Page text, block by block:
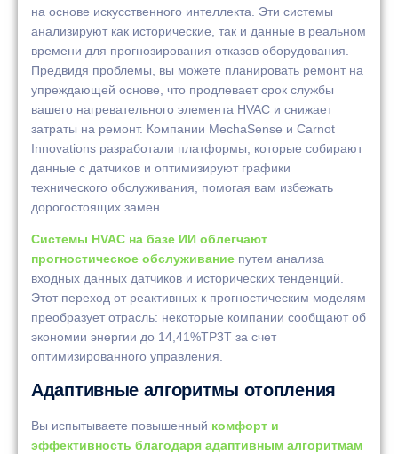
на основе искусственного интеллекта. Эти системы
анализируют как исторические, так и данные в реальном
времени для прогнозирования отказов оборудования.
Предвидя проблемы, вы можете планировать ремонт на
упреждающей основе, что продлевает срок службы
вашего нагревательного элемента HVAC и снижает
затраты на ремонт. Компании MechaSense и Carnot
Innovations разработали платформы, которые собирают
данные с датчиков и оптимизируют графики
технического обслуживания, помогая вам избежать
дорогостоящих замен.
Системы HVAC на базе ИИ облегчают
прогностическое обслуживание путем анализа
входных данных датчиков и исторических тенденций.
Этот переход от реактивных к прогностическим моделям
преобразует отрасль: некоторые компании сообщают об
экономии энергии до 14,41%TP3T за счет
оптимизированного управления.
Адаптивные алгоритмы отопления
Вы испытываете повышенный комфорт и
эффективность благодаря адаптивным алгоритмам